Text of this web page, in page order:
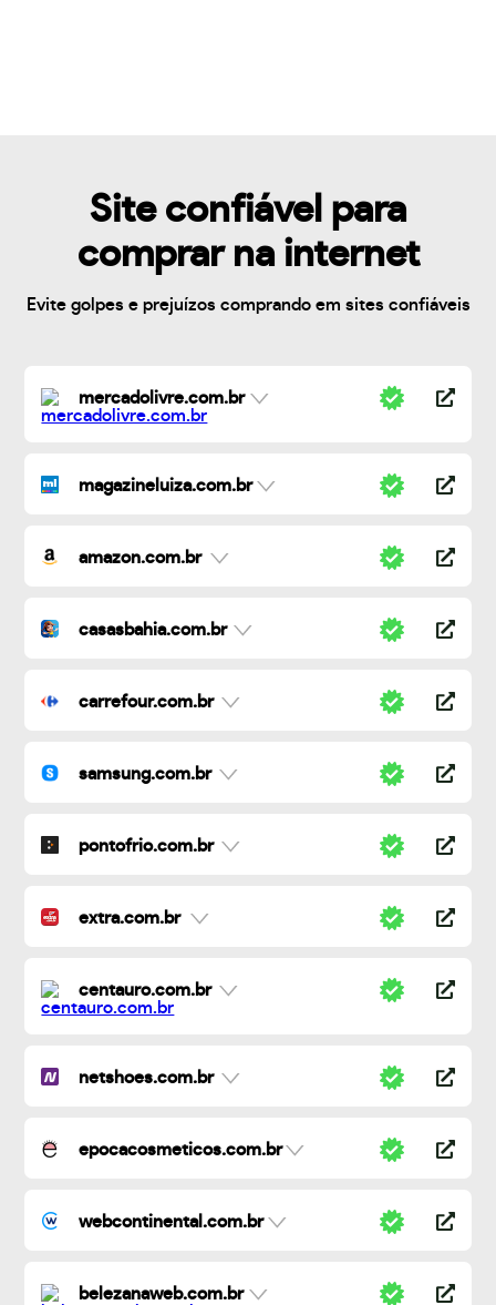
Site confiável para
comprar na internet
Evite golpes e prejuízos comprando em sites confiáveis
mercadolivre.com.br
magazineluiza.com.br
amazon.com.br
casasbahia.com.br
carrefour.com.br
samsung.com.br
pontofrio.com.br
extra.com.br
centauro.com.br
netshoes.com.br
epocacosmeticos.com.br
webcontinental.com.br
belezanaweb.com.br